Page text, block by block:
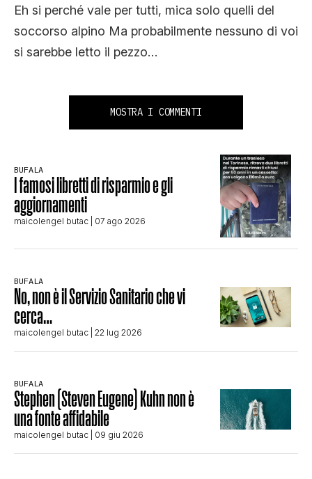
Eh si perché vale per tutti, mica solo quelli del
soccorso alpino Ma probabilmente nessuno di voi
si sarebbe letto il pezzo…
MOSTRA I COMMENTI
BUFALA
I famosi libretti di risparmio e gli
aggiornamenti
maicolengel butac | 07 ago 2026
BUFALA
No, non è il Servizio Sanitario che vi
cerca…
maicolengel butac | 22 lug 2026
BUFALA
Stephen (Steven Eugene) Kuhn non è
una fonte affidabile
maicolengel butac | 09 giu 2026